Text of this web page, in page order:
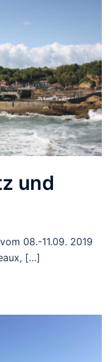
und
08.-11.09. 2019
[…]